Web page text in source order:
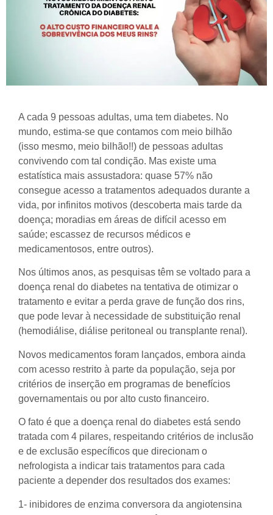
A cada 9 pessoas adultas, uma tem diabetes. No
mundo, estima-se que contamos com meio bilhão
(isso mesmo, meio bilhão!!) de pessoas adultas
convivendo com tal condição. Mas existe uma
estatística mais assustadora: quase 57% não
consegue acesso a tratamentos adequados durante a
vida, por infinitos motivos (descoberta mais tarde da
doença; moradias em áreas de difícil acesso em
saúde; escassez de recursos médicos e
medicamentosos, entre outros).
Nos últimos anos, as pesquisas têm se voltado para a
doença renal do diabetes na tentativa de otimizar o
tratamento e evitar a perda grave de função dos rins,
que pode levar à necessidade de substituição renal
(hemodiálise, diálise peritoneal ou transplante renal).
Novos medicamentos foram lançados, embora ainda
com acesso restrito à parte da população, seja por
critérios de inserção em programas de benefícios
governamentais ou por alto custo financeiro.
O fato é que a doença renal do diabetes está sendo
tratada com 4 pilares, respeitando critérios de inclusão
e de exclusão específicos que direcionam o
nefrologista a indicar tais tratamentos para cada
paciente a depender dos resultados dos exames:
1- inibidores de enzima conversora da angiotensina